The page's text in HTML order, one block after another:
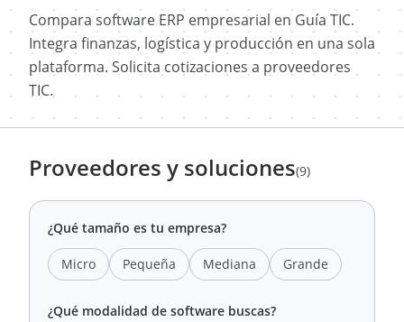
Compara software ERP empresarial en Guía TIC.
Integra finanzas, logística y producción en una sola
plataforma. Solicita cotizaciones a proveedores
TIC.
Proveedores y soluciones(9)
¿Qué tamaño es tu empresa?
Micro Pequeña Mediana Grande
¿Qué modalidad de software buscas?